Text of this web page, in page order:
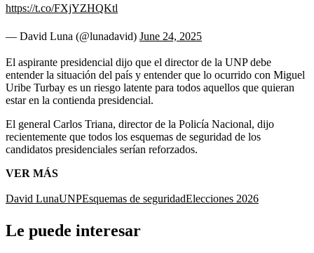
https://t.co/FXjYZHQKtl
— David Luna (@lunadavid) June 24, 2025
El aspirante presidencial dijo que el director de la UNP debe
entender la situación del país y entender que lo ocurrido con Miguel
Uribe Turbay es un riesgo latente para todos aquellos que quieran
estar en la contienda presidencial.
El general Carlos Triana, director de la Policía Nacional, dijo
recientemente que todos los esquemas de seguridad de los
candidatos presidenciales serían reforzados.
VER MÁS
David LunaUNPEsquemas de seguridadElecciones 2026
Le puede interesar